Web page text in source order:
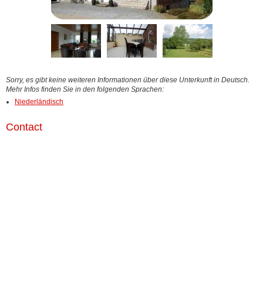
Sorry, es gibt keine weiteren Informationen über diese Unterkunft in Deutsch.
Mehr Infos finden Sie in den folgenden Sprachen:
Niederländisch
Contact